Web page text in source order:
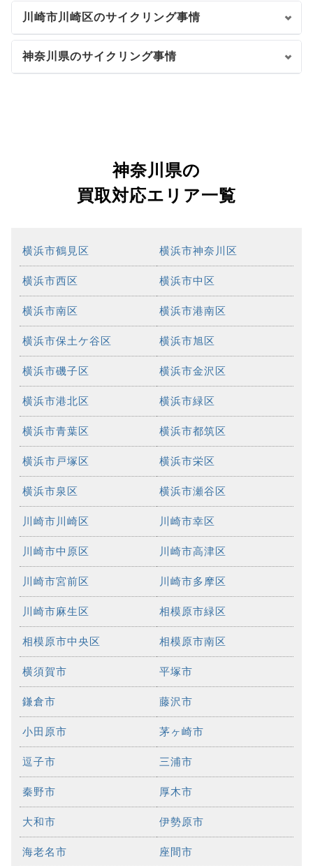
川崎市川崎区のサイクリング事情
神奈川県のサイクリング事情
神奈川県の
買取対応エリア一覧
横浜市鶴見区 横浜市神奈川区
横浜市西区 横浜市中区
横浜市南区 横浜市港南区
横浜市保土ケ谷区 横浜市旭区
横浜市磯子区 横浜市金沢区
横浜市港北区 横浜市緑区
横浜市青葉区 横浜市都筑区
横浜市戸塚区 横浜市栄区
横浜市泉区 横浜市瀬谷区
川崎市川崎区 川崎市幸区
川崎市中原区 川崎市高津区
川崎市宮前区 川崎市多摩区
川崎市麻生区 相模原市緑区
相模原市中央区 相模原市南区
横須賀市 平塚市
鎌倉市 藤沢市
小田原市 茅ヶ崎市
逗子市 三浦市
秦野市 厚木市
大和市 伊勢原市
海老名市 座間市